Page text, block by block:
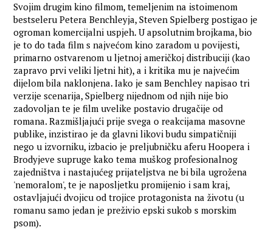
Svojim drugim kino filmom, temeljenim na istoimenom
bestseleru Petera Benchleyja, Steven Spielberg postigao je
ogroman komercijalni uspjeh. U apsolutnim brojkama, bio
je to do tada film s najvećom kino zaradom u povijesti,
primarno ostvarenom u ljetnoj američkoj distribuciji (kao
zapravo prvi veliki ljetni hit), a i kritika mu je najvećim
dijelom bila naklonjena. Iako je sam Benchley napisao tri
verzije scenarija, Spielberg nijednom od njih nije bio
zadovoljan te je film uvelike postavio drugačije od
romana. Razmišljajući prije svega o reakcijama masovne
publike, inzistirao je da glavni likovi budu simpatičniji
nego u izvorniku, izbacio je preljubničku aferu Hoopera i
Brodyjeve supruge kako tema muškog profesionalnog
zajedništva i nastajućeg prijateljstva ne bi bila ugrožena
'nemoralom', te je naposljetku promijenio i sam kraj,
ostavljajući dvojicu od trojice protagonista na životu (u
romanu samo jedan je preživio epski sukob s morskim
psom).